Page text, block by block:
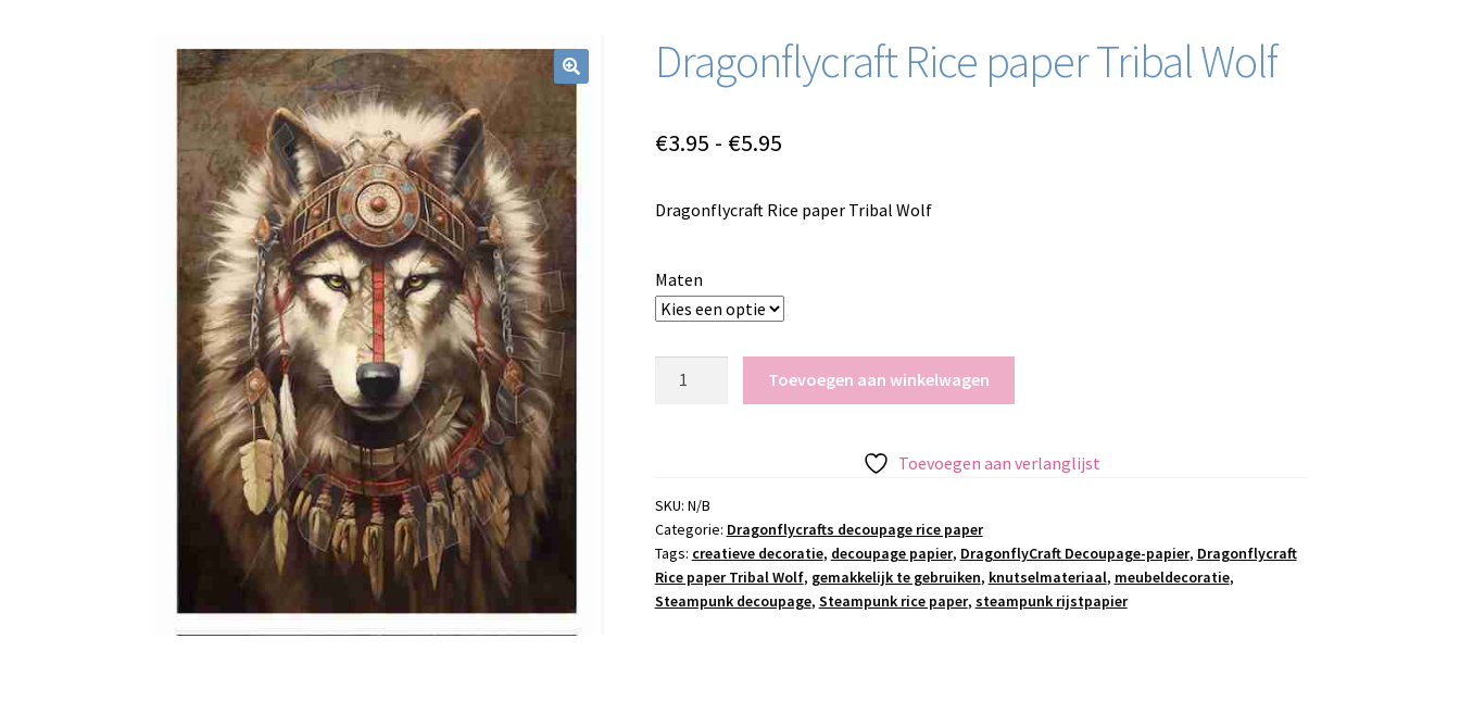
Dragonflycraft Rice paper Tribal Wolf
€3.95 - €5.95Prijsklasse:
tot
Dragonflycraft Rice paper Tribal Wolf
Maten
aantal
Toevoegen aan winkelwagen
Toevoegen aan verlanglijst
SKU: N/B
Categorie: Dragonflycrafts decoupage rice paper
Tags: creatieve decoratie, decoupage papier, DragonflyCraft Decoupage-papier, Dragonflycraft
Rice paper Tribal Wolf, gemakkelijk te gebruiken, knutselmateriaal, meubeldecoratie,
Steampunk decoupage, Steampunk rice paper, steampunk rijstpapier